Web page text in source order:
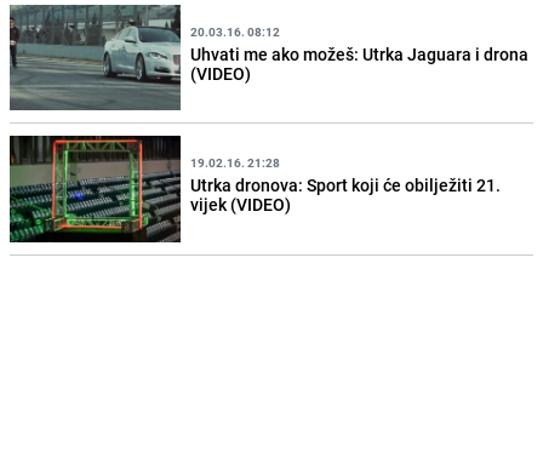
20.03.16. 08:12
Uhvati me ako možeš: Utrka Jaguara i drona
(VIDEO)
19.02.16. 21:28
Utrka dronova: Sport koji će obilježiti 21.
vijek (VIDEO)